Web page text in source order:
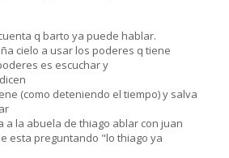
q barto ya puede hablar.
cielo a usar los poderes q tiene
es escuchar y
(como deteniendo el tiempo) y salva
a la abuela de thiago ablar con juan
esta preguntando "lo thiago ya